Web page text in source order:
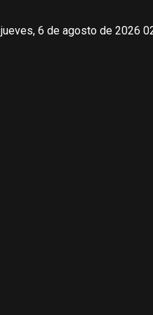
jueves, 6 de agosto de 2026